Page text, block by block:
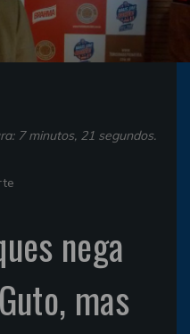
7 minutos, 21 segundos.
nega
mas